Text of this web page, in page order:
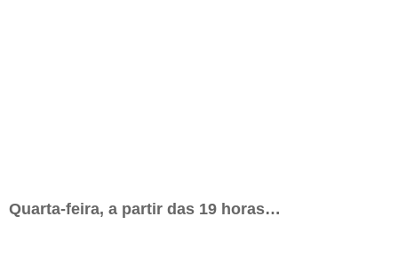
Quarta-feira, a partir das 19 horas…